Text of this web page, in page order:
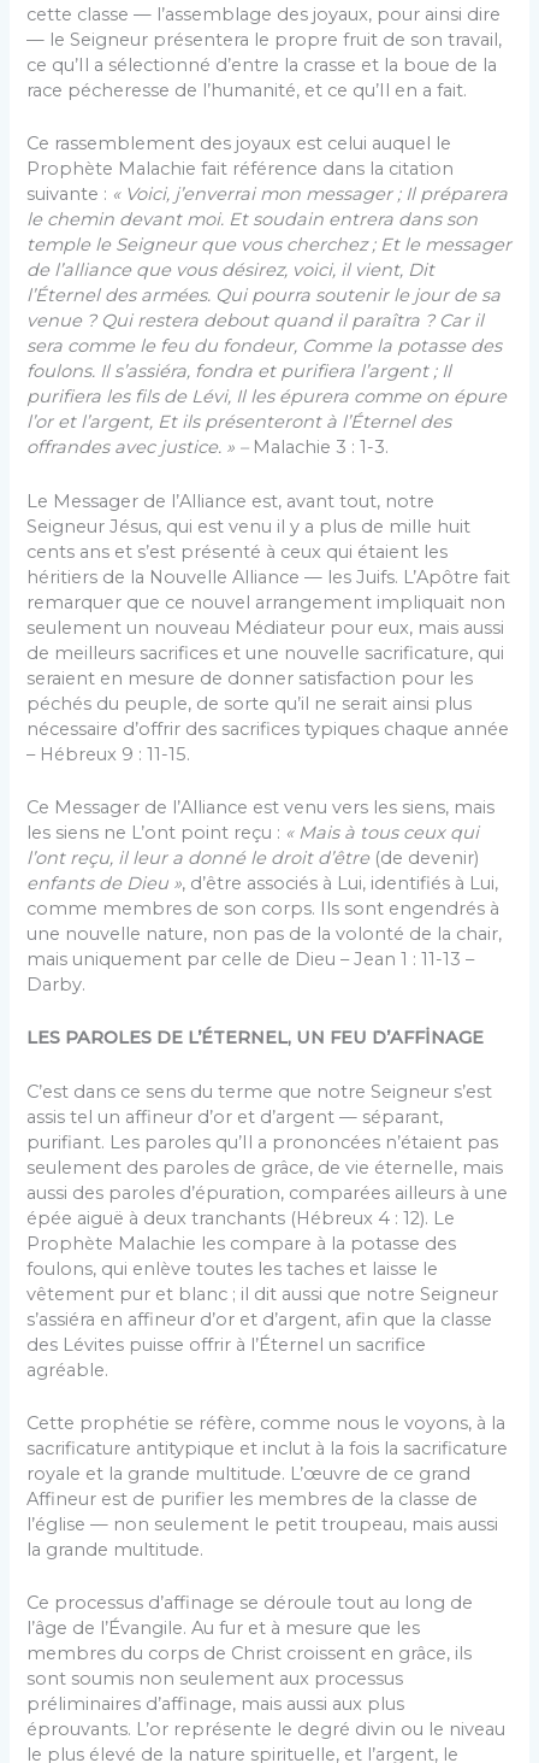
cette classe — l’assemblage des joyaux, pour ainsi dire
— le Seigneur présentera le propre fruit de son travail,
ce qu’Il a sélectionné d’entre la crasse et la boue de la
race pécheresse de l’humanité, et ce qu’Il en a fait.
Ce rassemblement des joyaux est celui auquel le
Prophète Malachie fait référence dans la citation
suivante : « Voici, j’enverrai mon messager ; Il préparera
le chemin devant moi. Et soudain entrera dans son
temple le Seigneur que vous cherchez ; Et le messager
de l’alliance que vous désirez, voici, il vient, Dit
l’Éternel des armées. Qui pourra soutenir le jour de sa
venue ? Qui restera debout quand il paraîtra ? Car il
sera comme le feu du fondeur, Comme la potasse des
foulons. Il s’assiéra, fondra et purifiera l’argent ; Il
purifiera les fils de Lévi, Il les épurera comme on épure
l’or et l’argent, Et ils présenteront à l’Éternel des
offrandes avec justice. » –Malachie 3 : 1-3.
Le Messager de l’Alliance est, avant tout, notre
Seigneur Jésus, qui est venu il y a plus de mille huit
cents ans et s’est présenté à ceux qui étaient les
héritiers de la Nouvelle Alliance — les Juifs. L’Apôtre fait
remarquer que ce nouvel arrangement impliquait non
seulement un nouveau Médiateur pour eux, mais aussi
de meilleurs sacrifices et une nouvelle sacrificature, qui
seraient en mesure de donner satisfaction pour les
péchés du peuple, de sorte qu’il ne serait ainsi plus
nécessaire d’offrir des sacrifices typiques chaque année
– Hébreux 9 : 11-15.
Ce Messager de l’Alliance est venu vers les siens, mais
les siens ne L’ont point reçu : « Mais à tous ceux qui
l’ont reçu, il leur a donné le droit d’être (de devenir)
enfants de Dieu », d’être associés à Lui, identifiés à Lui,
comme membres de son corps. Ils sont engendrés à
une nouvelle nature, non pas de la volonté de la chair,
mais uniquement par celle de Dieu – Jean 1 : 11-13 –
Darby.
LES PAROLES DE L’ÉTERNEL, UN FEU D’AFFİNAGE
C’est dans ce sens du terme que notre Seigneur s’est
assis tel un affineur d’or et d’argent — séparant,
purifiant. Les paroles qu’Il a prononcées n’étaient pas
seulement des paroles de grâce, de vie éternelle, mais
aussi des paroles d’épuration, comparées ailleurs à une
épée aiguë à deux tranchants (Hébreux 4 : 12). Le
Prophète Malachie les compare à la potasse des
foulons, qui enlève toutes les taches et laisse le
vêtement pur et blanc ; il dit aussi que notre Seigneur
s’assiéra en affineur d’or et d’argent, afin que la classe
des Lévites puisse offrir à l’Éternel un sacrifice
agréable.
Cette prophétie se réfère, comme nous le voyons, à la
sacrificature antitypique et inclut à la fois la sacrificature
royale et la grande multitude. L’œuvre de ce grand
Affineur est de purifier les membres de la classe de
l’église — non seulement le petit troupeau, mais aussi
la grande multitude.
Ce processus d’affinage se déroule tout au long de
l’âge de l’Évangile. Au fur et à mesure que les
membres du corps de Christ croissent en grâce, ils
sont soumis non seulement aux processus
préliminaires d’affinage, mais aussi aux plus
éprouvants. L’or représente le degré divin ou le niveau
le plus élevé de la nature spirituelle, et l’argent, le